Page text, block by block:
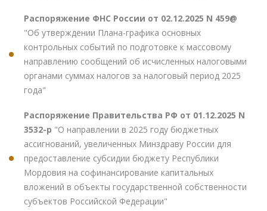
Распоряжение ФНС России от 02.12.2025 N 459@
"Об утверждении Плана-графика основных
контрольных событий по подготовке к массовому
направлению сообщений об исчисленных налоговыми
органами суммах налогов за налоговый период 2025
года"
Распоряжение Правительства РФ от 01.12.2025 N
3532-р "О направлении в 2025 году бюджетных
ассигнований, увеличенных Минздраву России для
предоставление субсидии бюджету Республики
Мордовия на софинансирование капитальных
вложений в объекты государственной собственности
субъектов Российской Федерации"